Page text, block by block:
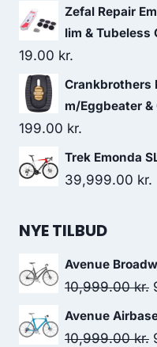
Zefal Repair
lim & Tubeless
19.00 kr.
Crankbrothers
m/Eggbeater &
199.00 kr.
Trek Emonda
39,999.00 kr.
NYE TILBUD
Avenue
10,999.00kr.
Avenue
10,999.00kr.